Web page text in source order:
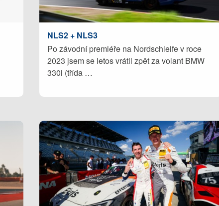
NLS2 + NLS3
Po závodní premiéře na Nordschleife v roce
2023 jsem se letos vrátil zpět za volant BMW
330i (třída …